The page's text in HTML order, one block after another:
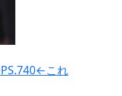
これ